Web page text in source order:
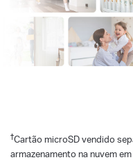
†Cartão microSD vendido
armazenamento na nuvem